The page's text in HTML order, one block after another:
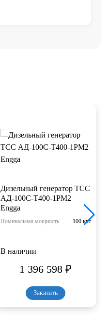
Дизельный генератор ТСС
АД-100С-Т400-1РМ2
Engga
Номинальная мощность 100 квт
В наличии
1 396 598 ₽
Заказать